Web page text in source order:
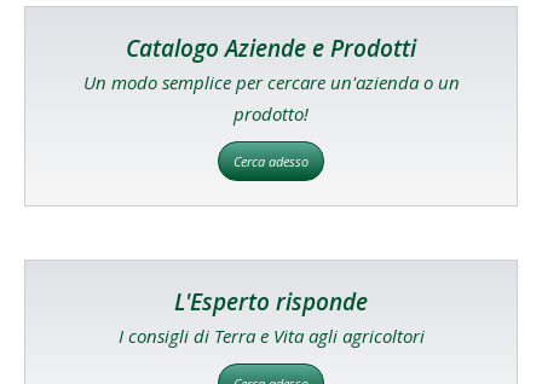
Catalogo Aziende e Prodotti
Un modo semplice per cercare un'azienda o un
prodotto!
Cerca adesso
L'Esperto risponde
I consigli di Terra e Vita agli agricoltori